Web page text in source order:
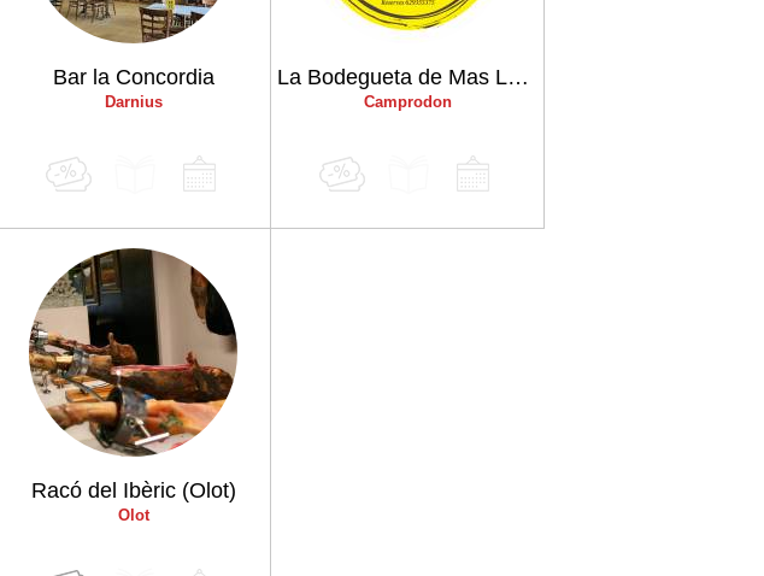
Bar la Concordia
Darnius
La Bodegueta de Mas La Cabanya de Beget
Camprodon
Racó del Ibèric (Olot)
Olot